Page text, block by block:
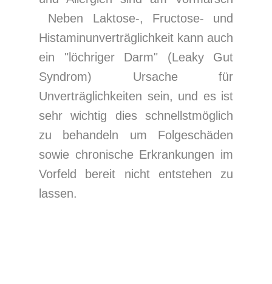
Neben Laktose-, Fructose- und
Histaminunverträglichkeit kann auch
ein "löchriger Darm" (Leaky Gut
Syndrom) Ursache für
Unverträglichkeiten sein, und es ist
sehr wichtig dies schnellstmöglich
zu behandeln um Folgeschäden
sowie chronische Erkrankungen im
Vorfeld bereit nicht entstehen zu
lassen.